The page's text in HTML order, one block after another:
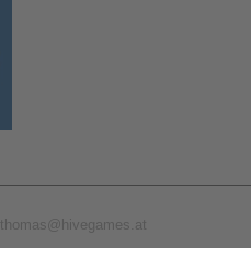
thomas@hivegames.at